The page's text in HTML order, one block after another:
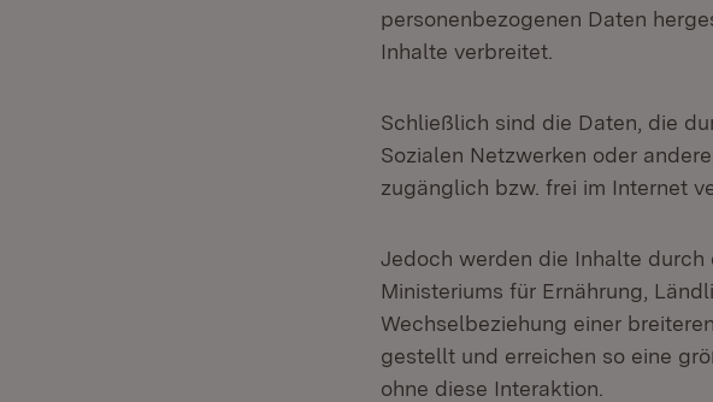
personenbezogenen Daten
Inhalte verbreitet.
Schließlich sind die Daten, die
Sozialen Netzwerken oder
zugänglich bzw. frei im Internet
Jedoch werden die Inhalte
Ministeriums für Ernährung,
Wechselbeziehung einer
gestellt und erreichen so eine
ohne diese Interaktion.